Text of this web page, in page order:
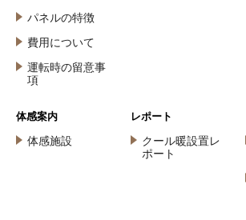
パネルの特徴
費用について
運転時の留意事
項
体感案内
体感施設
レポート
クール暖設置レ
ポート